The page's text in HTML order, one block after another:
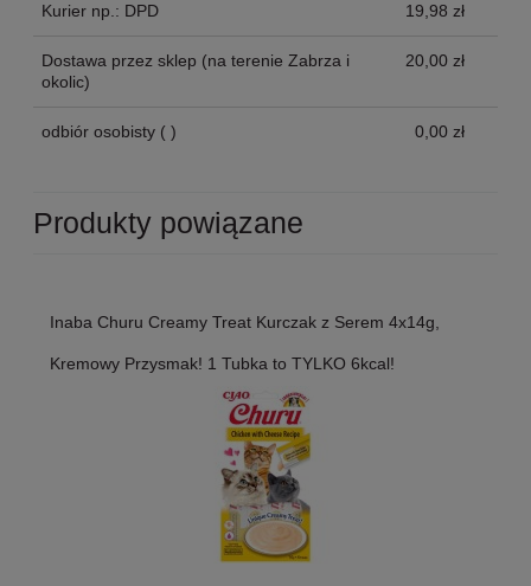
Kurier np.: DPD 19,98 zł
Dostawa przez sklep (na terenie Zabrza i
okolic)
20,00 zł
odbiór osobisty ( ) 0,00 zł
Produkty powiązane
Inaba Churu Creamy Treat Kurczak z Serem 4x14g,
Kremowy Przysmak! 1 Tubka to TYLKO 6kcal!